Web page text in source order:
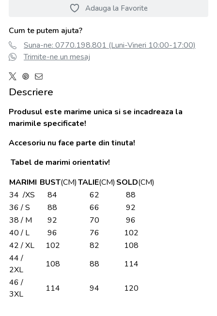
Adauga la Favorite
Cum te putem ajuta?
Suna-ne: 0770.198.801 (Luni-Vineri 10:00-17:00)
Trimite-ne un mesaj
Descriere
Produsul este marime unica si se incadreaza la
marimile specificate!
Accesoriu nu face parte din tinuta!
Tabel de marimi orientativ!
MARIMI BUST(CM)TALIE(CM) SOLD(CM)
34 /XS
84 62
88
36 / S
88 66
92
38 / M
92 70
96
40 / L
96 76
102
42 / XL
102 82
108
44 /
2XL
108 88
114
46 /
3XL
114 94 120